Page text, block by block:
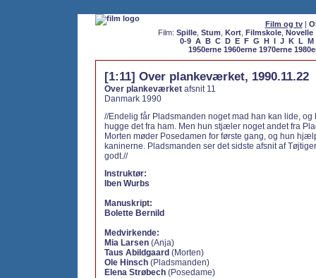
Film og tv|
Film: Spille, Stum Kort, Filmskole, Novelle
0-9 A B C D E F G H I J K L M
1950erne 1960erne 1970erne
[1:11] Over plankeværket, 1990.11.22
Over plankeværket afsnit 11
Danmark 1990
//Endelig får Pladsmanden noget mad han kan lide, og
hugge det fra ham. Men hun stjæler noget andet fra
Morten møder Posedamen for første gang, og hun
kaninerne. Pladsmanden ser det sidste afsnit af
godt.//
Instruktør:
Iben Wurbs
Manuskript:
Bolette Bernild
Medvirkende:
Mia Larsen (Anja)
Taus Abildgaard (Morten)
Ole Hinsch (Pladsmanden)
Elena Strøbech (Posedame)